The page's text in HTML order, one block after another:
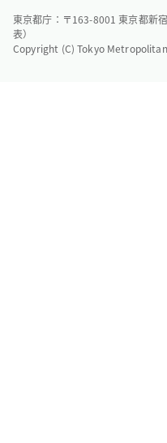
東京都庁：〒163-8001 東京都新
表）
Copyright (C) Tokyo